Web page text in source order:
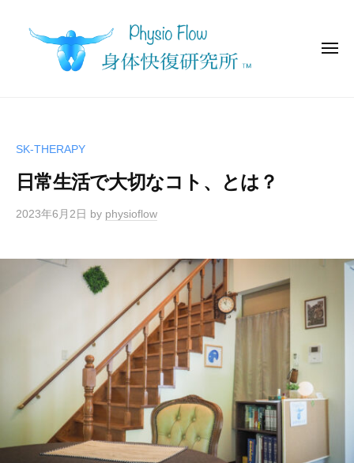
研
究
s
o
F
ロ
メ
SK-THERAPY
日常生活で大切なコト、とは？
2023年6月2日 by physioflow